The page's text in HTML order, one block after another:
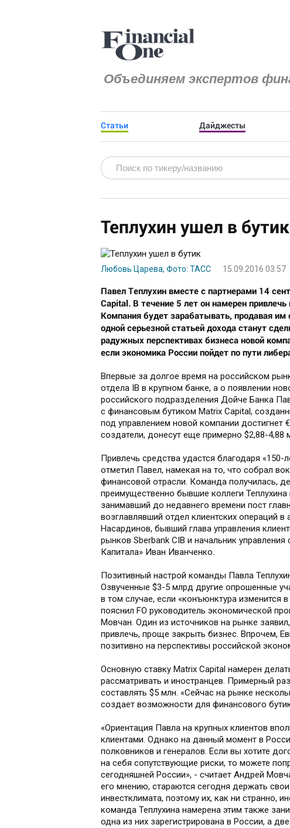
Объединяем экспертов
Статьи Дайджесты
Теплухин ушел в бутик
Любовь Царева, Фото: ТАСС 15.09.2016 03:57
Павел Теплухин вместе с партнерами 14
Capital. В течение 5 лет он намерен
Компания будет зарабатывать, продавая
одной серьезной статьей дохода станут
радужных перспективах бизнеса новой
если экономика России пойдет по пути
Впервые за долгое время на российском
отдела IB в крупном банке, а о появлении
российского подразделения Дойче Банка
с финансовым бутиком Matrix Capital,
под управлением новой компании достигнет
создатели, донесут еще примерно $2,88-4,88
Привлечь средства удастся благодаря
отметил Павел, намекая на то, что собрал
финансовой отрасли. Команда получилась,
преимущественно бывшие коллеги Теплухина
занимавший до недавнего времени пост
возглавлявший отдел клиентских операций
Насардинов, бывший глава управления
рынков Sberbank CIB и начальник
Капитала» Иван Иванченко.
Позитивный настрой команды Павла
Озвученные $3-5 млрд другие опрошенные
в том случае, если «конъюнктура изменится
пояснил FO руководитель экономической
Мовчан. Один из источников на рынке
привлечь, проще закрыть бизнес. Впрочем,
позитивно на перспективы российской
Основную ставку Matrix Capital намерен
рассматривать и иностранцев. Примерный
составлять $5 млн. «Сейчас на рынке
создает возможности для финансового
«Ориентация Павла на крупных клиентов
клиентами. Однако на данный момент в
полковников и генералов. Если вы хотите
на себя сопутствующие риски, то можете
сегодняшней России», - считает Андрей
его мнению, стараются сегодня держать
инвестклимата, поэтому их, как ни странно,
команда Теплухина намерена этим также
одна из них зарегистрирована в России, а